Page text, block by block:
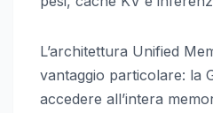
L’architettura Unified
vantaggio particolare: la
accedere all’intera